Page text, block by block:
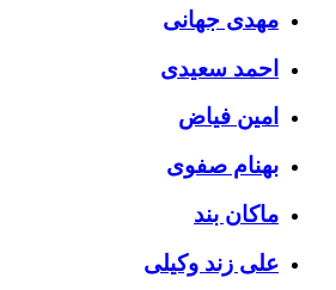
مهدی جهانی
احمد سعیدی
امین فیاض
بهنام صفوی
ماکان بند
علی زند وکیلی